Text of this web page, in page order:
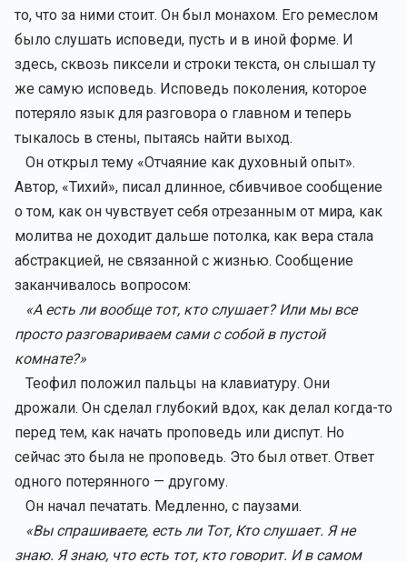
то, что за ними стоит. Он был монахом. Его ремеслом
было слушать исповеди, пусть и в иной форме. И
здесь, сквозь пиксели и строки текста, он слышал ту
же самую исповедь. Исповедь поколения, которое
потеряло язык для разговора о главном и теперь
тыкалось в стены, пытаясь найти выход.
Он открыл тему «Отчаяние как духовный опыт».
Автор, «Тихий», писал длинное, сбивчивое сообщение
о том, как он чувствует себя отрезанным от мира, как
молитва не доходит дальше потолка, как вера стала
абстракцией, не связанной с жизнью. Сообщение
заканчивалось вопросом:
«А есть ли вообще тот, кто слушает? Или мы все
просто разговариваем сами с собой в пустой
комнате?»
Теофил положил пальцы на клавиатуру. Они
дрожали. Он сделал глубокий вдох, как делал когда-то
перед тем, как начать проповедь или диспут. Но
сейчас это была не проповедь. Это был ответ. Ответ
одного потерянного — другому.
Он начал печатать. Медленно, с паузами.
«Вы спрашиваете, есть ли Тот, Кто слушает. Я не
знаю. Я знаю, что есть тот, кто говорит. И в самом